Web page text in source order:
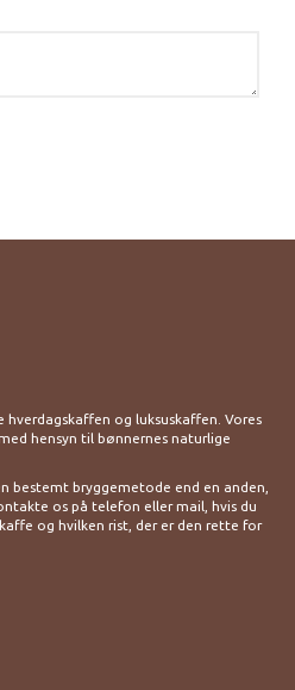
hverdagskaffen og luksuskaffen. Vores
hensyn til bønnernes naturlige
bestemt bryggemetode end en anden,
os på telefon eller mail, hvis du
og hvilken rist, der er den rette for